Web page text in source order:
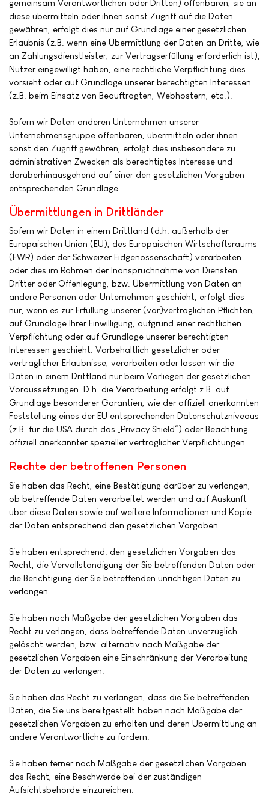
gemeinsam Verantwortlichen oder Dritten) offenbaren, sie an
diese übermitteln oder ihnen sonst Zugriff auf die Daten
gewähren, erfolgt dies nur auf Grundlage einer gesetzlichen
Erlaubnis (z.B. wenn eine Übermittlung der Daten an Dritte, wie
an Zahlungsdienstleister, zur Vertragserfüllung erforderlich ist),
Nutzer eingewilligt haben, eine rechtliche Verpflichtung dies
vorsieht oder auf Grundlage unserer berechtigten Interessen
(z.B. beim Einsatz von Beauftragten, Webhostern, etc.).
Sofern wir Daten anderen Unternehmen unserer
Unternehmensgruppe offenbaren, übermitteln oder ihnen
sonst den Zugriff gewähren, erfolgt dies insbesondere zu
administrativen Zwecken als berechtigtes Interesse und
darüberhinausgehend auf einer den gesetzlichen Vorgaben
entsprechenden Grundlage.
Übermittlungen in Drittländer
Sofern wir Daten in einem Drittland (d.h. außerhalb der
Europäischen Union (EU), des Europäischen Wirtschaftsraums
(EWR) oder der Schweizer Eidgenossenschaft) verarbeiten
oder dies im Rahmen der Inanspruchnahme von Diensten
Dritter oder Offenlegung, bzw. Übermittlung von Daten an
andere Personen oder Unternehmen geschieht, erfolgt dies
nur, wenn es zur Erfüllung unserer (vor)vertraglichen Pflichten,
auf Grundlage Ihrer Einwilligung, aufgrund einer rechtlichen
Verpflichtung oder auf Grundlage unserer berechtigten
Interessen geschieht. Vorbehaltlich gesetzlicher oder
vertraglicher Erlaubnisse, verarbeiten oder lassen wir die
Daten in einem Drittland nur beim Vorliegen der gesetzlichen
Voraussetzungen. D.h. die Verarbeitung erfolgt z.B. auf
Grundlage besonderer Garantien, wie der offiziell anerkannten
Feststellung eines der EU entsprechenden Datenschutzniveaus
(z.B. für die USA durch das „Privacy Shield“) oder Beachtung
offiziell anerkannter spezieller vertraglicher Verpflichtungen.
Rechte der betroffenen Personen
Sie haben das Recht, eine Bestätigung darüber zu verlangen,
ob betreffende Daten verarbeitet werden und auf Auskunft
über diese Daten sowie auf weitere Informationen und Kopie
der Daten entsprechend den gesetzlichen Vorgaben.
Sie haben entsprechend. den gesetzlichen Vorgaben das
Recht, die Vervollständigung der Sie betreffenden Daten oder
die Berichtigung der Sie betreffenden unrichtigen Daten zu
verlangen.
Sie haben nach Maßgabe der gesetzlichen Vorgaben das
Recht zu verlangen, dass betreffende Daten unverzüglich
gelöscht werden, bzw. alternativ nach Maßgabe der
gesetzlichen Vorgaben eine Einschränkung der Verarbeitung
der Daten zu verlangen.
Sie haben das Recht zu verlangen, dass die Sie betreffenden
Daten, die Sie uns bereitgestellt haben nach Maßgabe der
gesetzlichen Vorgaben zu erhalten und deren Übermittlung an
andere Verantwortliche zu fordern.
Sie haben ferner nach Maßgabe der gesetzlichen Vorgaben
das Recht, eine Beschwerde bei der zuständigen
Aufsichtsbehörde einzureichen.